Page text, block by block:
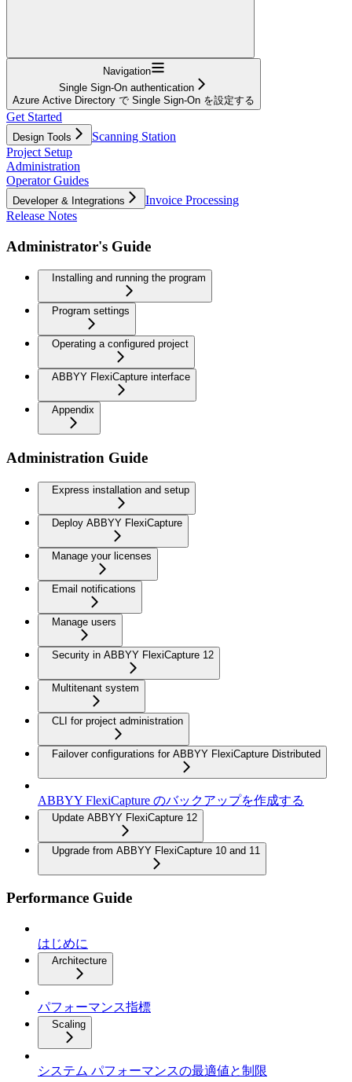
Navigation
Single Sign-On authentication
Azure Active Directory で Single Sign-On を設定する
Get Started
Design Tools
Scanning Station
Project Setup
Administration
Operator Guides
Developer & Integrations
Invoice Processing
Release Notes
Administrator's Guide
Installing and running the program
Program settings
Operating a configured project
ABBYY FlexiCapture interface
Appendix
Administration Guide
Express installation and setup
Deploy ABBYY FlexiCapture
Manage your licenses
Email notifications
Manage users
Security in ABBYY FlexiCapture 12
Multitenant system
CLI for project administration
Failover configurations for ABBYY FlexiCapture Distributed
ABBYY FlexiCapture のバックアップを作成する
Update ABBYY FlexiCapture 12
Upgrade from ABBYY FlexiCapture 10 and 11
Performance Guide
はじめに
Architecture
パフォーマンス指標
Scaling
システム パフォーマンスの最適値と制限